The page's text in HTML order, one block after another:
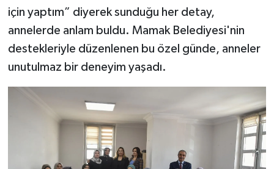
için yaptım” diyerek sunduğu her detay,
annelerde anlam buldu. Mamak Belediyesi'nin
destekleriyle düzenlenen bu özel günde, anneler
unutulmaz bir deneyim yaşadı.